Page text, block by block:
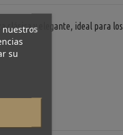
clásica y elegante, ideal para los
su